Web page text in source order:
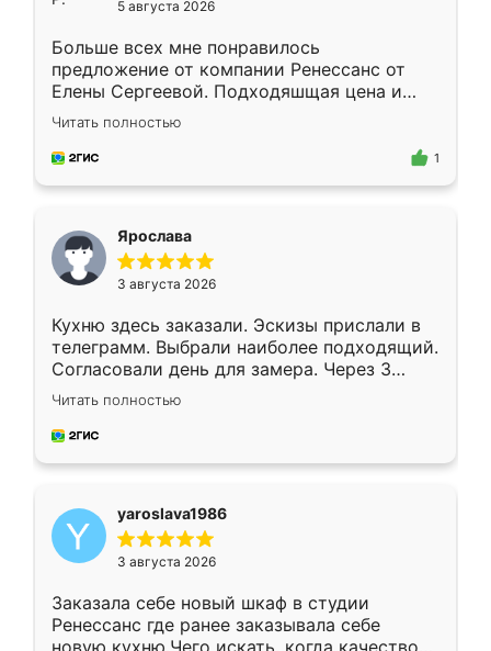
5 августа 2026
Больше всех мне понравилось
предложение от компании Ренессанс от
Елены Сергеевой. Подходяшщая цена и
короткие сроки изготовления. Приехавший
для замера сотрудник Владислав
предложил по моему эскизу самый
Читать полностью
1
Ярослава
3 августа 2026
Кухню здесь заказали. Эскизы прислали в
телеграмм. Выбрали наиболее подходящий.
Согласовали день для замера. Через 3
недели кухня была уже готова. Остались
довольны работой. Спасибо Ренессанс
мебель за качественную работу!
Читать полностью
yaroslava1986
3 августа 2026
Заказала себе новый шкаф в студии
Ренессанс где ранее заказывала себе
новую кухню.Чего искать, когда качеством